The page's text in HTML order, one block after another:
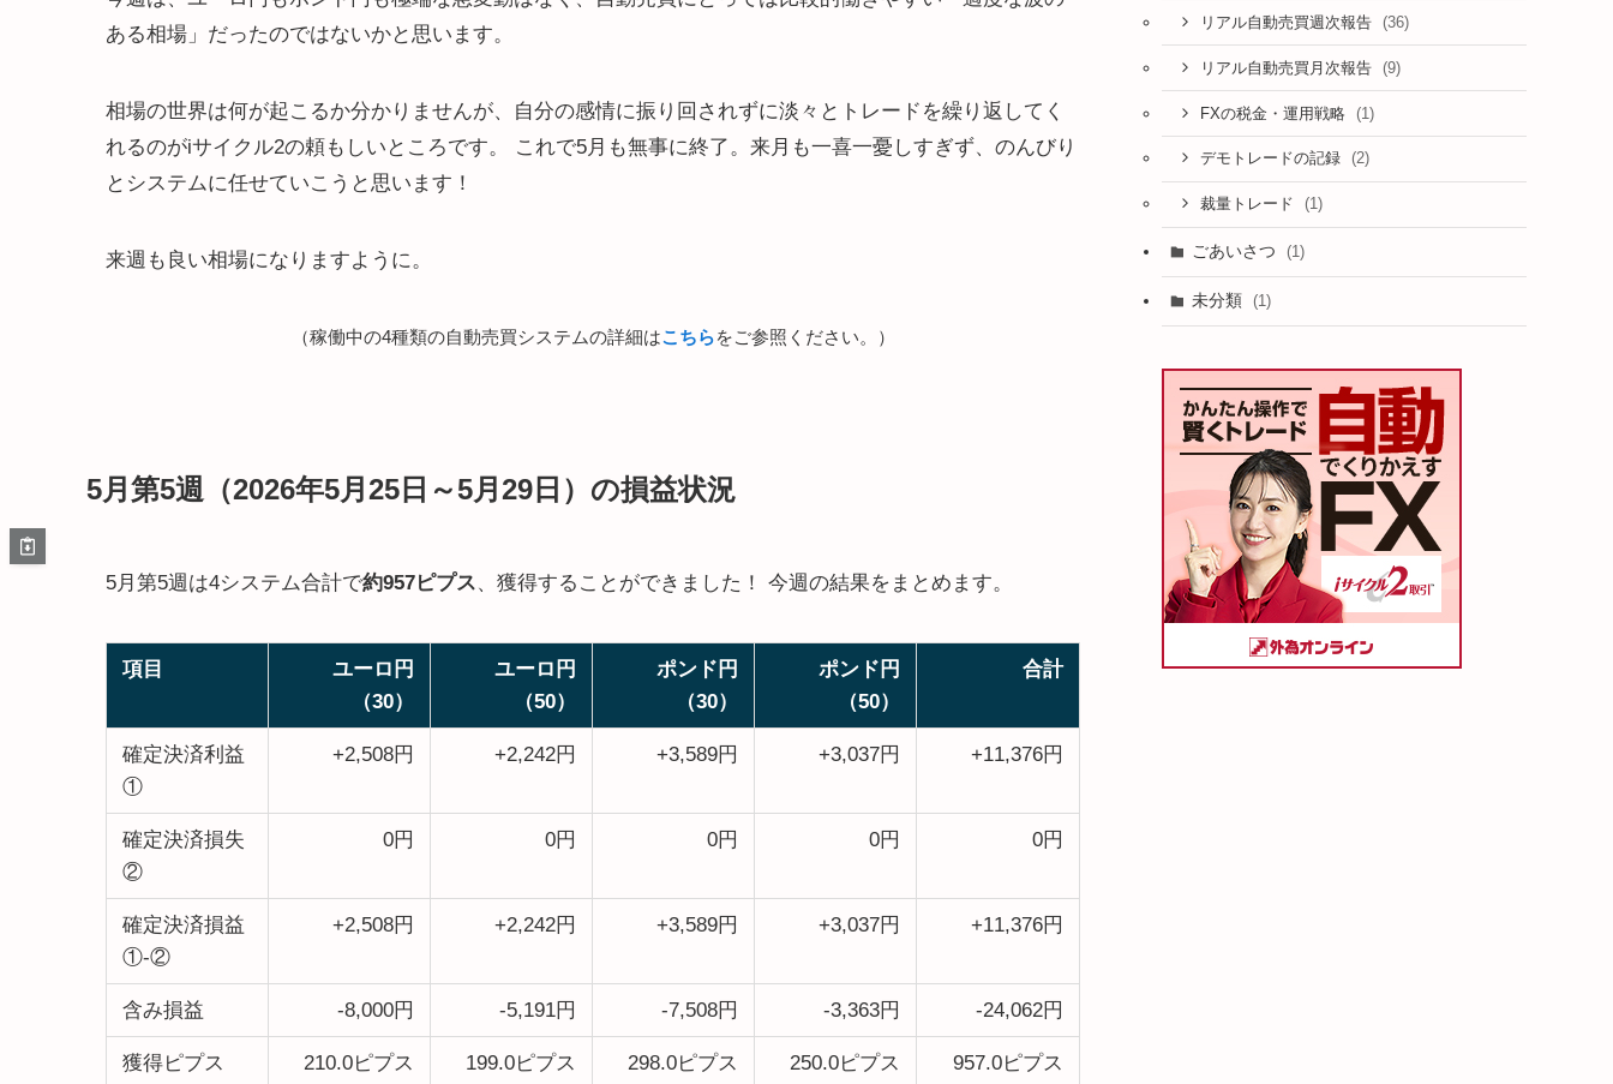
ある相場」だったのではないかと思います。
相場の世界は何が起こるか分かりませんが、自分の感情に振り回されずに淡々とトレードを繰り返してく
れるのがiサイクル2の頼もしいところです。 これで5月も無事に終了。来月も一喜一憂しすぎず、のんびり
とシステムに任せていこうと思います！
来週も良い相場になりますように。
（稼働中の4種類の自動売買システムの詳細はこちらをご参照ください。）
5月第5週（2026年5月25日～5月29日）の損益状況
5月第5週は4システム合計で約957ピプス、獲得することができました！ 今週の結果をまとめます。
項目
ユーロ円
（30）
ユーロ円
（50）
ポンド円
（30）
ポンド円
（50）
合計
確定決済利益
①
+2,508円 +2,242円 +3,589円 +3,037円 +11,376円
確定決済損失
②
0円 0円 0円 0円 0円
確定決済損益
①-②
+2,508円 +2,242円 +3,589円 +3,037円 +11,376円
含み損益 -8,000円 -5,191円 -7,508円 -3,363円 -24,062円
獲得ピプス 210.0ピプス 199.0ピプス 298.0ピプス 250.0ピプス 957.0ピプス
リアル自動売買週次報告 (36)
リアル自動売買月次報告 (9)
FXの税金・運用戦略 (1)
デモトレードの記録 (2)
裁量トレード (1)
ごあいさつ (1)
未分類 (1)